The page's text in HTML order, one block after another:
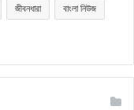
জীবনধারা বাংলা নিউজ